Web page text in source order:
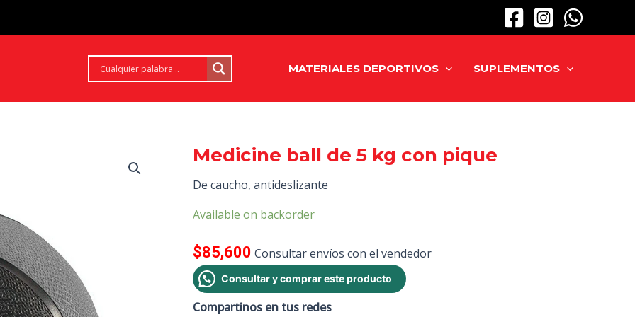
MATERIALES DEPORTIVOS SUPLEMENTOS
Medicine ball de 5 kg con pique
De caucho, antideslizante
Available on backorder
$85,600 Consultar envíos con el vendedor
Consultar y comprar este producto
Compartinos en tus redes